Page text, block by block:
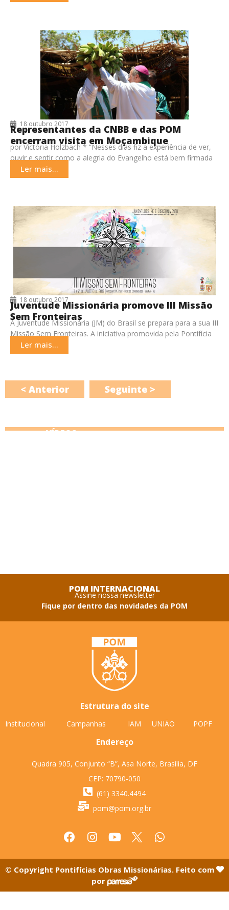
18 outubro 2017
Representantes da CNBB e das POM
encerram visita em Moçambique
por Victória Holzbach * “Nesses dias fiz a experiência de ver,
ouvir e sentir como a alegria do Evangelho está bem firmada
no coração
Ler mais...
18 outubro 2017
Juventude Missionária promove III Missão
Sem Fronteiras
A Juventude Missionária (JM) do Brasil se prepara para a sua III
Missão Sem Fronteiras. A iniciativa promovida pela Pontifícia
Obra da Propagação da
Ler mais...
< Anterior Seguinte >
VÍDEOS
POM INTERNACIONAL
Assine nossa newsletter
Fique por dentro das novidades da POM
Estrutura do site
Institucional Campanhas IAM UNIÃO POPF
Endereço
Quadra 905, Conjunto “B”, Asa Norte, Brasília, DF
CEP: 70790-050
(61) 3340.4494
pom@pom.org.br
© Copyright Pontifícias Obras Missionárias. Feito com
por